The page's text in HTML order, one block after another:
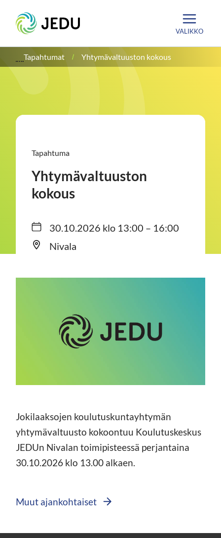
sisältöön
Etusivu
VALIKKO
Tapahtumat Yhtymävaltuuston kokous
Tapahtuma
Yhtymävaltuuston
kokous
30.10.2026 klo 13:00 – 16:00
Nivala
Jokilaaksojen koulutuskuntayhtymän
yhtymävaltuusto kokoontuu Koulutuskeskus
JEDUn Nivalan toimipisteessä perjantaina
30.10.2026 klo 13.00 alkaen.
Muut ajankohtaiset